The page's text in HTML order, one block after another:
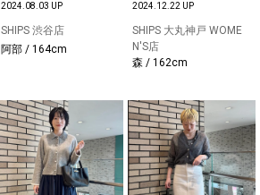
2024.08.03 UP
SHIPS 渋谷店
阿部 / 164cm
2024.12.22 UP
SHIPS 大丸神戸 WOME
N'S店
森 / 162cm